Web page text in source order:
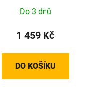
Do 3 dnů
1 459 Kč
DO KOŠÍKU